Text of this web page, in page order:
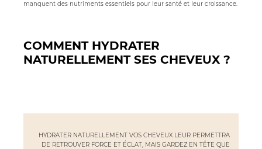
manquent des nutriments essentiels pour leur santé et leur croissance.
COMMENT HYDRATER
NATURELLEMENT SES CHEVEUX ?
HYDRATER NATURELLEMENT VOS CHEVEUX LEUR PERMETTRA
DE RETROUVER FORCE ET ÉCLAT, MAIS GARDEZ EN TÊTE QUE